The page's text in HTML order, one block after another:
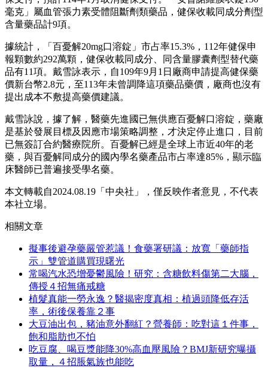
毫克」屬血管張力素受體阻斷劑類藥品，健保收載同成分劑型
含量藥品計9項。
據統計，「百憂解20mg口溶錠」市占率15.3%，112年健保申
報顆數約292萬顆，健保收載同成分、同含量膠囊劑型替代藥
品有11項。戴雪詠表示，自109年9月1日廠商申請提高健保藥
價新台幣2.8元，至113年未曾調降這項藥品藥價，廠商也沒有
提出成本不敷提高藥價建議。
戴雪詠說，據了解，醫藥先進國已無供應百憂解口溶錠，藥廠
是基於發展目標及因應市場策略調整，才決定停止進口，目前
已無簽訂合約醫療院所。百憂解已經是全球上市近40年的老
藥，與百憂解同成分的國內學名藥產品市占率達85%，顯示臨
床醫師已普遍接受學名藥。
本文轉載自2024.08.19「中央社」，僅反映作者意見，不代表
本社立場。
相關文章
擬事後避孕藥嚴管惹議！食藥署研議：放寬「藥師指
示」雙管道購買現曙光
常喝汽水恐增憂鬱風險！研究：含糖飲料傷第二大腦，
傳授４招無痛戒糖
植髮真能一勞永逸？醫揭密度真相：植過頭降低存活
率，術後保養靠２事
大豆油出包，豬油意外翻紅？營養師：吃對這１件事，
飽和脂肪也不怕
吃豆腐、喝豆漿能降30%高血壓風險？BMJ新研究曝攝
取量，４招脹氣族也能吃